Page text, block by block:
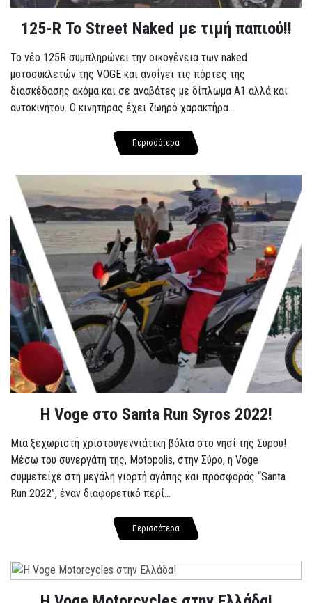
125-R Το Street Naked με τιμή παπιού!!
Το νέο 125R συμπληρώνει την οικογένεια των naked
μοτοσυκλετών της VOGE και ανοίγει τις πόρτες της
διασκέδασης ακόμα και σε αναβάτες με δίπλωμα A1 αλλά και
αυτοκινήτου. Ο κινητήρας έχει ζωηρό χαρακτήρα...
Περισσότερα
Η Voge στο Santa Run Syros 2022!
Μια ξεχωριστή χριστουγεννιάτικη βόλτα στο νησί της Σύρου!
Μέσω του συνεργάτη της, Motopolis, στην Σύρο, η Voge
συμμετείχε στη μεγάλη γιορτή αγάπης και προσφοράς “Santa
Run 2022”, έναν διαφορετικό περί...
Περισσότερα